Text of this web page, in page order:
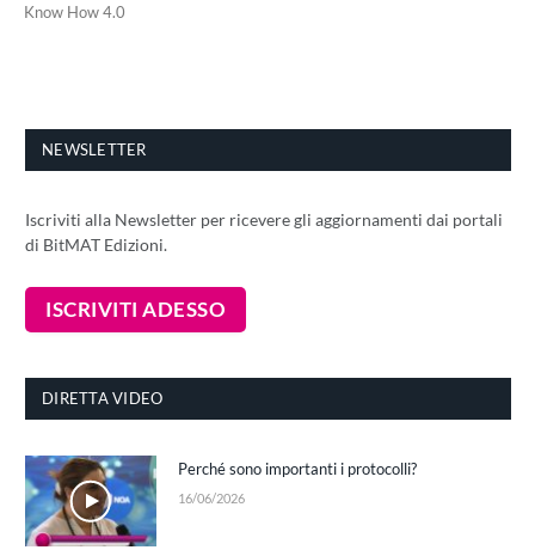
Know How 4.0
NEWSLETTER
Iscriviti alla Newsletter per ricevere gli aggiornamenti dai portali
di BitMAT Edizioni.
DIRETTA VIDEO
Perché sono importanti i protocolli?
16/06/2026